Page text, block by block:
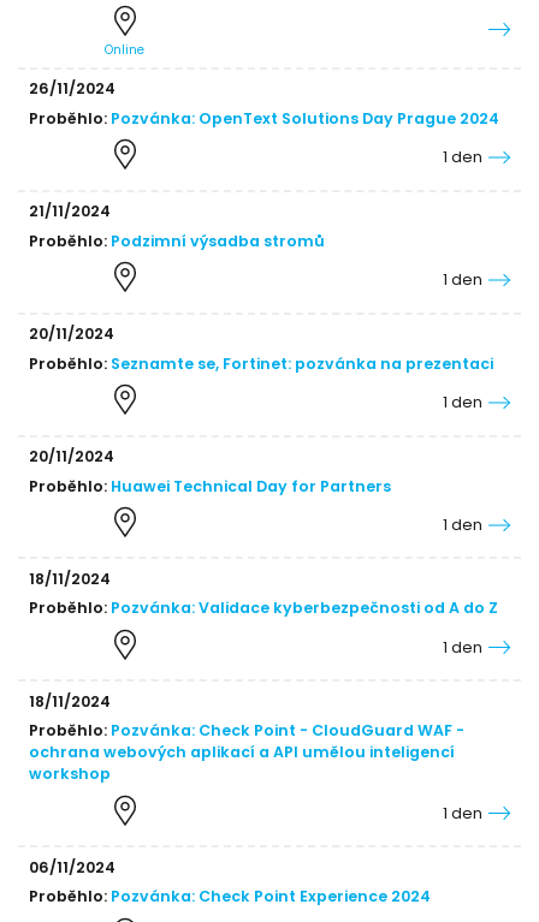
Online
26/11/2024
Proběhlo:Pozvánka: OpenText Solutions Day Prague 2024
1 den
21/11/2024
Proběhlo:Podzimní výsadba stromů
1 den
20/11/2024
Proběhlo:Seznamte se, Fortinet: pozvánka na prezentaci
1 den
20/11/2024
Proběhlo:Huawei Technical Day for Partners
1 den
18/11/2024
Proběhlo:Pozvánka: Validace kyberbezpečnosti od A do Z
1 den
18/11/2024
Proběhlo:Pozvánka: Check Point - CloudGuard WAF -
ochrana webových aplikací a API umělou inteligencí
workshop
1 den
06/11/2024
Proběhlo:Pozvánka: Check Point Experience 2024